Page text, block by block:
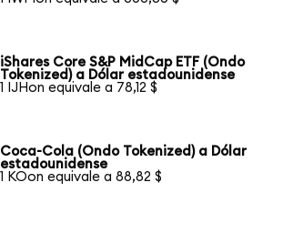
iShares Core S&P MidCap ETF (Ondo
Tokenized) a Dólar estadounidense
1 IJHon equivale a 78,12 $
Coca-Cola (Ondo Tokenized) a Dólar
estadounidense
1 KOon equivale a 88,82 $